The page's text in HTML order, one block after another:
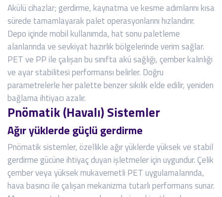
Akülü cihazlar; gerdirme, kaynatma ve kesme adımlarını kısa
sürede tamamlayarak palet operasyonlarını hızlandırır.
Depo içinde mobil kullanımda, hat sonu paletleme
alanlarında ve sevkiyat hazırlık bölgelerinde verim sağlar.
PET ve PP ile çalışan bu sınıfta akü sağlığı, çember kalınlığı
ve ayar stabilitesi performansı belirler. Doğru
parametrelerle her palette benzer sıkılık elde edilir, yeniden
bağlama ihtiyacı azalır.
Pnömatik (Havalı) Sistemler
Ağır yüklerde güçlü gerdirme
Pnömatik sistemler, özellikle ağır yüklerde yüksek ve stabil
gerdirme gücüne ihtiyaç duyan işletmeler için uygundur. Çelik
çember veya yüksek mukavemetli PET uygulamalarında,
hava basıncı ile çalışan mekanizma tutarlı performans sunar.